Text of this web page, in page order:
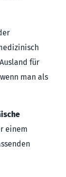
für
man als
einem